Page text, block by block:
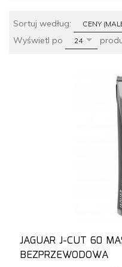
Sortuj według: sortCENY
Wyświetl po pop
24
JAGUAR J-CUT 60
BEZPRZEWODOWA